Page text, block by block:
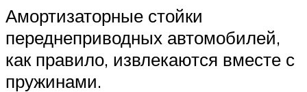
Амортизаторные стойки
переднеприводных автомобилей,
как правило, извлекаются вместе с
пружинами.